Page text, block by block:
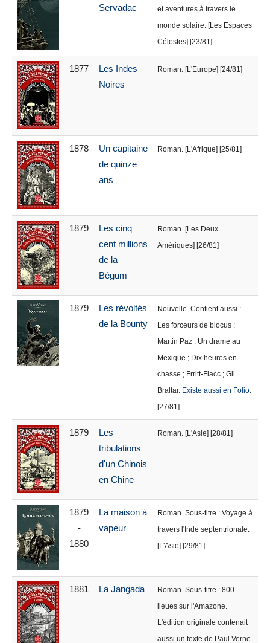
Servadac
et aventures à travers le
monde solaire. [Les Espaces
Célestes] [23/81]
1877
Les Indes
Noires
Roman. [L'Europe] [24/81]
1878
Un capitaine
de quinze
ans
Roman. [L'Afrique] [25/81]
1879
Les cinq
cent millions
de la
Bégum
Roman. [Les Deux
Amériques] [26/81]
1879
Les révoltés
de la Bounty
Nouvelle. Contient aussi :
Les forceurs de blocus ;
Martin Paz ; Un drame au
Mexique ; Dix heures en
chasse ; Frritt-Flacc ; Gil
Braltar. Existe aussi en Folio.
[27/81]
1879
Les
tribulations
d'un Chinois
en Chine
Roman. [L'Asie] [28/81]
1879
-
1880
La maison à
vapeur
Roman. Sous-titre : Voyage à
travers l'Inde septentrionale.
[L'Asie] [29/81]
1881 La Jangada
Roman. Sous-titre : 800
lieues sur l'Amazone.
L'édition originale contenait
aussi un texte de Paul Verne